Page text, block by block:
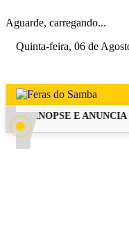
Aguarde, carregando...
Quinta-feira, 06 de
SINOPSE E ANUNCIA